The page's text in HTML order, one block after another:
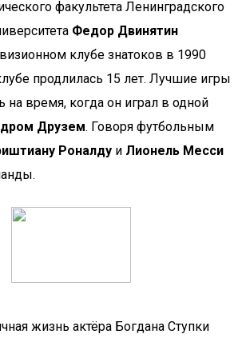
факультета Ленинградского
Федор Двинятин
клубе знатоков в 1990
продлилась 15 лет. Лучшие игры
время, когда он играл в одной
Друзем. Говоря футбольным
Роналду и Лионель Месси
жизнь актёра Богдана Ступки